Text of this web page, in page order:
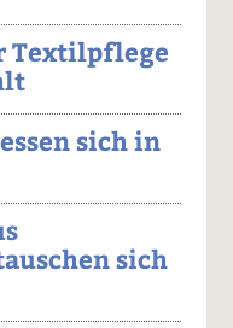
Textilpflege
sich in
sich